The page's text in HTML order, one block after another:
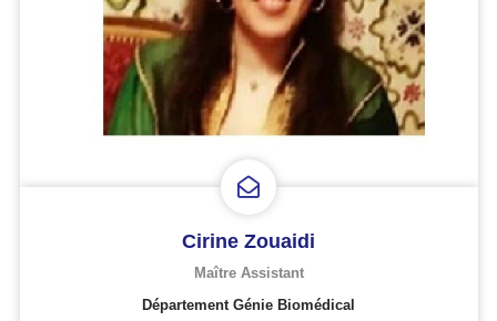
Cirine Zouaidi
Maître Assistant
Département Génie Biomédical